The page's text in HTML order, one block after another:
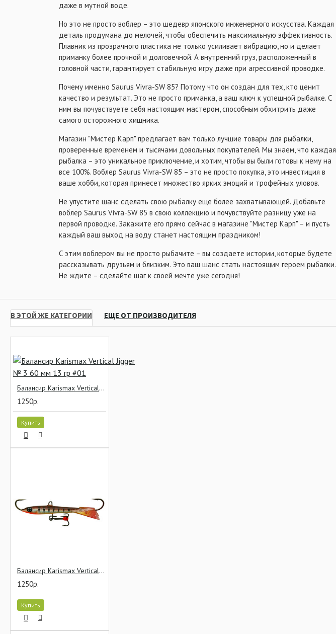
даже в мутной воде.
Но это не просто воблер – это шедевр японского инженерного искусства. Каждая
деталь продумана до мелочей, чтобы обеспечить максимальную эффективность.
Плавник из прозрачного пластика не только усиливает вибрацию, но и делает
приманку более прочной и долговечной. А внутренний груз, расположенный в
головной части, гарантирует стабильную игру даже при агрессивной проводке.
Почему именно Saurus Vivra-SW 85? Потому что он создан для тех, кто ценит
качество и результат. Это не просто приманка, а ваш ключ к успешной рыбалке. С
ним вы почувствуете себя настоящим мастером, способным обхитрить даже
самого осторожного хищника.
Магазин "Мистер Карп" предлагает вам только лучшие товары для рыбалки,
проверенные временем и тысячами довольных покупателей. Мы знаем, что каждая
рыбалка – это уникальное приключение, и хотим, чтобы вы были готовы к нему на
все 100%. Воблер Saurus Vivra-SW 85 – это не просто покупка, это инвестиция в
ваше хобби, которая принесет множество ярких эмоций и трофейных уловов.
Не упустите шанс сделать свою рыбалку еще более захватывающей. Добавьте
воблер Saurus Vivra-SW 85 в свою коллекцию и почувствуйте разницу уже на
первой проводке. Закажите его прямо сейчас в магазине "Мистер Карп" – и пусть
каждый ваш выход на воду станет настоящим праздником!
С этим воблером вы не просто рыбачите – вы создаете истории, которые будете
рассказывать друзьям и близким. Это ваш шанс стать настоящим героем рыбалки.
Не ждите – сделайте шаг к своей мечте уже сегодня!
В ЭТОЙ ЖЕ КАТЕГОРИИ ЕЩЕ ОТ ПРОИЗВОДИТЕЛЯ
Балансир Karismax Vertical Jigger № 3 60 мм 13 гр #01
1250р.
Купить
Балансир Karismax Vertical Jigger № 3 60 мм 13 гр #02
1250р.
Купить